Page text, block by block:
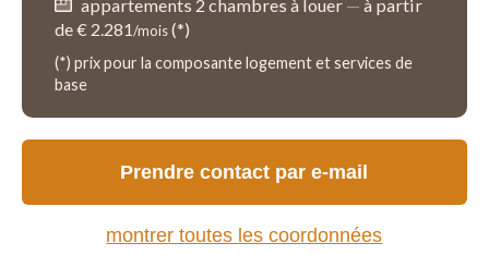
appartements 2 chambres à louer — à partir
de € 2.281/mois(*)
(*) prix pour la composante logement et services de
base
Prendre contact par e-mail
montrer toutes les coordonnées